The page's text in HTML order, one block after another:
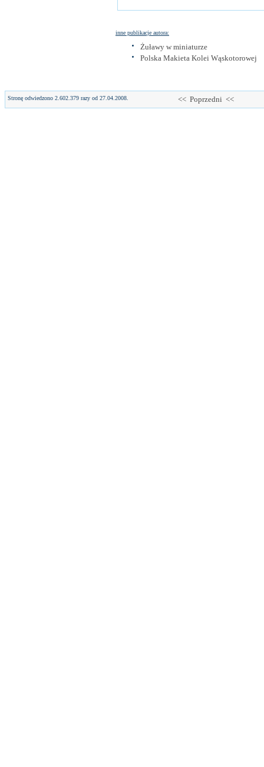
inne publikacje autora:
Żuławy w miniaturze
Polska Makieta Kolei Wąskotorowej
Stronę odwiedzono 2.602.379 razy od 27.04.2008. << Poprzedni <<